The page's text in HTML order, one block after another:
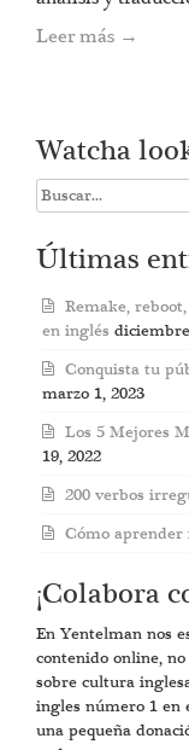
Leer más →
Watcha
Search
for:
Últimas
Remake,
en inglés
Conquista tu
marzo 1, 2023
Los 5 Mejores
19, 2022
200 verbos
Cómo aprender
¡Colabora
En Yentelman nos
contenido online,
sobre cultura
ingles número 1 en
una pequeña